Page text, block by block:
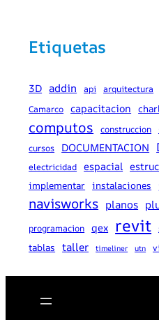
Etiquetas
3D addin api arquitectura
Camarco capacitacion
computos construccion
cursos DOCUMENTACION
electricidad espacial
implementar instalaciones
navisworks planos
programacion qex revit
tablas taller timeliner utn